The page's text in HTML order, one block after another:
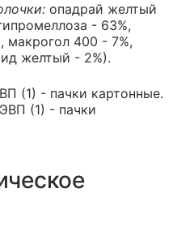
опадрай желтый
- 63%,
макрогол 400 - 7%,
желтый - 2%).
(1) - пачки картонные.
(1) - пачки